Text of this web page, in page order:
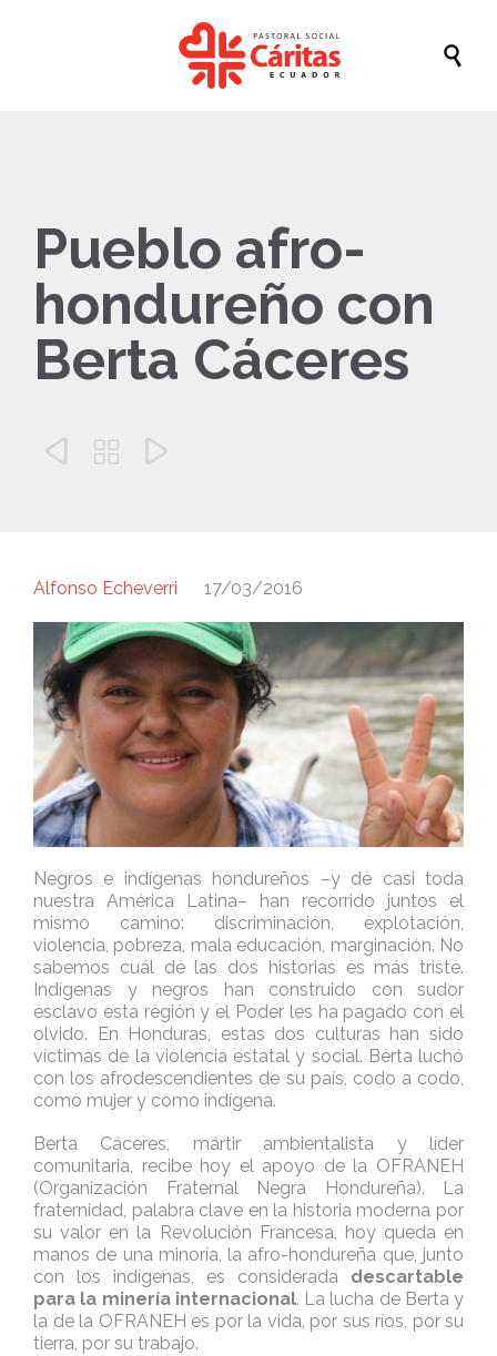

Pueblo afro-
hondureño con
Berta Cáceres
  
Alfonso Echeverri 17/03/2016
Negros e indígenas hondureños –y de casi toda
nuestra América Latina– han recorrido juntos el
mismo camino: discriminación, explotación,
violencia, pobreza, mala educación, marginación. No
sabemos cuál de las dos historias es más triste.
Indígenas y negros han construido con sudor
esclavo esta región y el Poder les ha pagado con el
olvido. En Honduras, estas dos culturas han sido
víctimas de la violencia estatal y social. Berta luchó
con los afrodescendientes de su país, codo a codo,
como mujer y como indígena.
Berta Cáceres, mártir ambientalista y líder
comunitaria, recibe hoy el apoyo de la OFRANEH
(Organización Fraternal Negra Hondureña). La
fraternidad, palabra clave en la historia moderna por
su valor en la Revolución Francesa, hoy queda en
manos de una minoría, la afro-hondureña que, junto
con los indígenas, es considerada descartable
para la minería internacional. La lucha de Berta y
la de la OFRANEH es por la vida, por sus ríos, por su
tierra, por su trabajo.